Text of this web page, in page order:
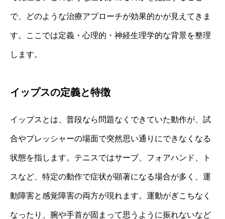
で、どのような治療アプローチが効果的かが見えてきま
す。ここでは定義・心理的・神経生理学的な背景を整理
します。
イップスの定義と特徴
イップスとは、普段なら問題なくできていた動作が、試
合やプレッシャーの場面で突然思い通りにできなくなる
状態を指します。テニスではサーブ、フォアハンド、ト
スなど、特定の動作で症状が顕著になる場合が多く、運
動障害と感覚障害の両方が現れます。運動がぎこちなく
なったり、腕や手首が固まって思うように振れないなど